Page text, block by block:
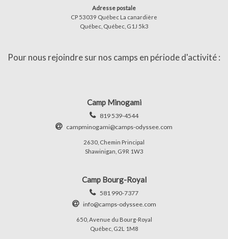
Adresse postale
CP 53039 Québec La canardière
Québec, Québec, G1J 5k3
Pour nous rejoindre sur nos camps en période d'activité :
Camp Minogami
819 539-4544
campminogami@camps-odyssee.com
2630, Chemin Principal
Shawinigan, G9R 1W3
Camp Bourg-Royal
581 990-7377
info@camps-odyssee.com
650, Avenue du Bourg-Royal
Québec, G2L 1M8